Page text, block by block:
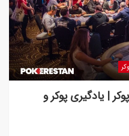
| یادگیری پوکر و